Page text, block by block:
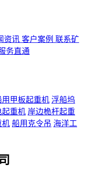
资讯 客户案例 联系矿
务直通
用甲板起重机 浮船坞
起重机 岸边桅杆起重
机 船用克令吊 海洋工